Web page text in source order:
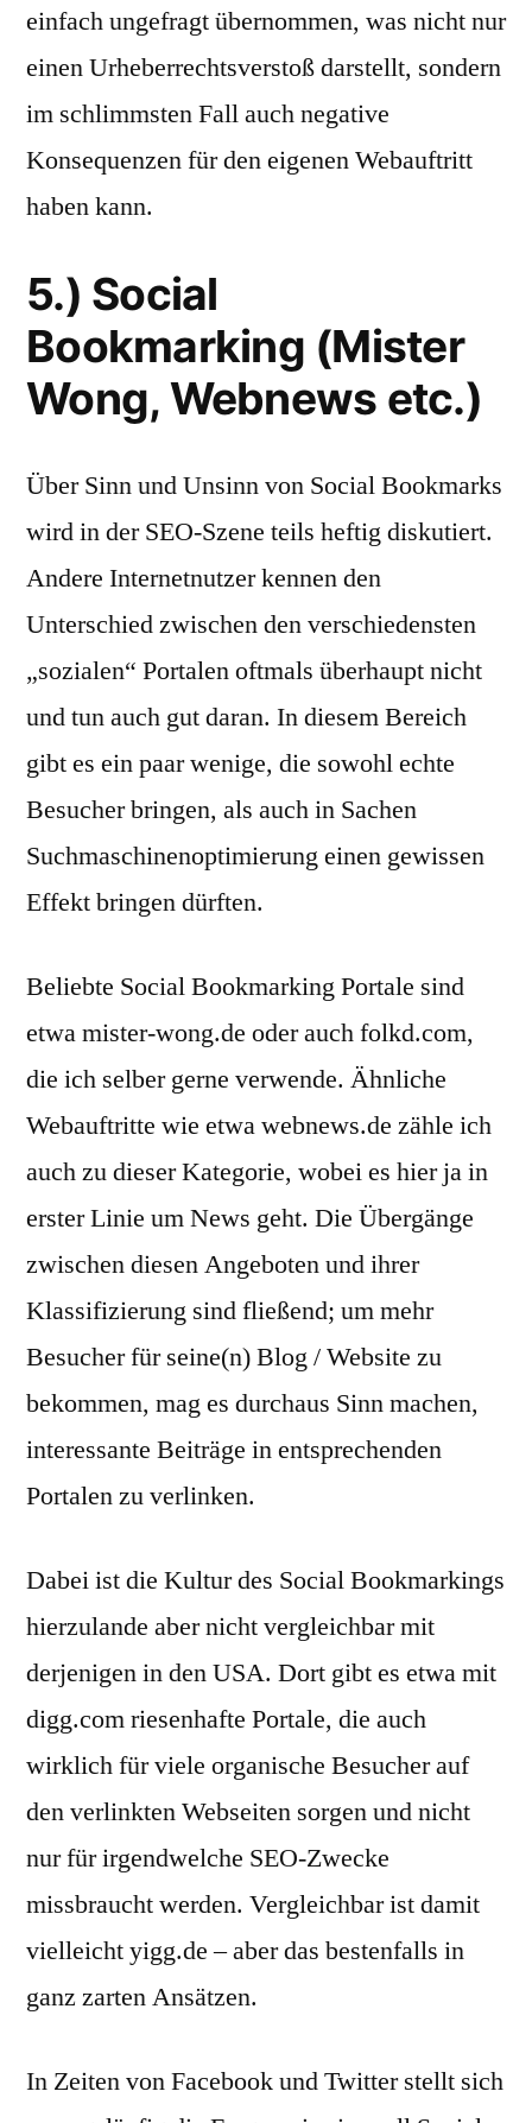
einfach ungefragt übernommen, was nicht nur
einen Urheberrechtsverstoß darstellt, sondern
im schlimmsten Fall auch negative
Konsequenzen für den eigenen Webauftritt
haben kann.
5.) Social
Bookmarking (Mister
Wong, Webnews etc.)
Über Sinn und Unsinn von Social Bookmarks
wird in der SEO-Szene teils heftig diskutiert.
Andere Internetnutzer kennen den
Unterschied zwischen den verschiedensten
„sozialen“ Portalen oftmals überhaupt nicht
und tun auch gut daran. In diesem Bereich
gibt es ein paar wenige, die sowohl echte
Besucher bringen, als auch in Sachen
Suchmaschinenoptimierung einen gewissen
Effekt bringen dürften.
Beliebte Social Bookmarking Portale sind
etwa mister-wong.de oder auch folkd.com,
die ich selber gerne verwende. Ähnliche
Webauftritte wie etwa webnews.de zähle ich
auch zu dieser Kategorie, wobei es hier ja in
erster Linie um News geht. Die Übergänge
zwischen diesen Angeboten und ihrer
Klassifizierung sind fließend; um mehr
Besucher für seine(n) Blog / Website zu
bekommen, mag es durchaus Sinn machen,
interessante Beiträge in entsprechenden
Portalen zu verlinken.
Dabei ist die Kultur des Social Bookmarkings
hierzulande aber nicht vergleichbar mit
derjenigen in den USA. Dort gibt es etwa mit
digg.com riesenhafte Portale, die auch
wirklich für viele organische Besucher auf
den verlinkten Webseiten sorgen und nicht
nur für irgendwelche SEO-Zwecke
missbraucht werden. Vergleichbar ist damit
vielleicht yigg.de – aber das bestenfalls in
ganz zarten Ansätzen.
In Zeiten von Facebook und Twitter stellt sich